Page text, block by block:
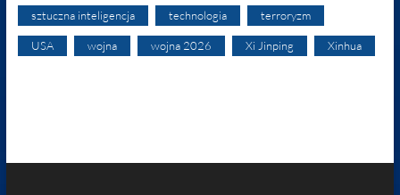
sztuczna inteligencja technologia terroryzm
USA wojna wojna 2026 Xi Jinping Xinhua